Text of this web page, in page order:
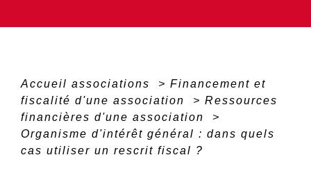
Accueil associations > Financement et
fiscalité d'une association
> Ressources
financières d'une association
>
Organisme d'intérêt général : dans quels
cas utiliser un rescrit fiscal ?